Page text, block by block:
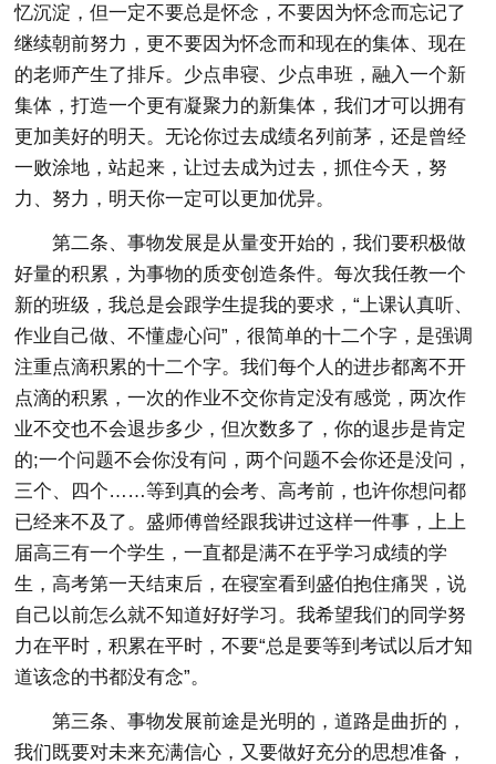
忆沉淀，但一定不要总是怀念，不要因为怀念而忘记了
继续朝前努力，更不要因为怀念而和现在的集体、现在
的老师产生了排斥。少点串寝、少点串班，融入一个新
集体，打造一个更有凝聚力的新集体，我们才可以拥有
更加美好的明天。无论你过去成绩名列前茅，还是曾经
一败涂地，站起来，让过去成为过去，抓住今天，努
力、努力，明天你一定可以更加优异。
第二条、事物发展是从量变开始的，我们要积极做
好量的积累，为事物的质变创造条件。每次我任教一个
新的班级，我总是会跟学生提我的要求，“上课认真听、
作业自己做、不懂虚心问”，很简单的十二个字，是强调
注重点滴积累的十二个字。我们每个人的进步都离不开
点滴的积累，一次的作业不交你肯定没有感觉，两次作
业不交也不会退步多少，但次数多了，你的退步是肯定
的;一个问题不会你没有问，两个问题不会你还是没问，
三个、四个……等到真的会考、高考前，也许你想问都
已经来不及了。盛师傅曾经跟我讲过这样一件事，上上
届高三有一个学生，一直都是满不在乎学习成绩的学
生，高考第一天结束后，在寝室看到盛伯抱住痛哭，说
自己以前怎么就不知道好好学习。我希望我们的同学努
力在平时，积累在平时，不要“总是要等到考试以后才知
道该念的书都没有念”。
第三条、事物发展前途是光明的，道路是曲折的，
我们既要对未来充满信心，又要做好充分的思想准备，